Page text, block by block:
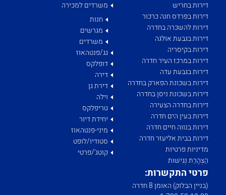
דירות בחריש
דירות בפרדס חנה כרכור
דירות להשכרה בחדרה
דירות בגבעת אולגה
דירות בקיסריה
דירות במרכז העיר חדרה
דירות בגבעת עדה
דירות בשכונת הפארק בחדרה
דירות בשכונת ניסן בחדרה
דירות בחדרה הצעירה
דירות בעין הים חדרה
דירות בנווה חיים חדרה
דירות בבית אליעזר חדרה
מדיניות פרטיות
הַצְהָרַת נְגִישׁוּת
משרדים למכירה
חנות
מגרשים
משרדים
גג/פנטהאוז
דופלקס
דירה
דירת גן
וילה
טריפלקס
יחידת דיור
מיני-פנטהאוז
סטודיו/לופט
קוטג'/פרטי
פרטי התקשרות:
(בניין הבלוק) האומן 8 חדרה